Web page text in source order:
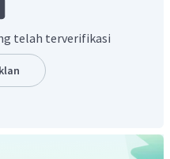
pasif.
soal ini tidak ada.
telah terverifikasi